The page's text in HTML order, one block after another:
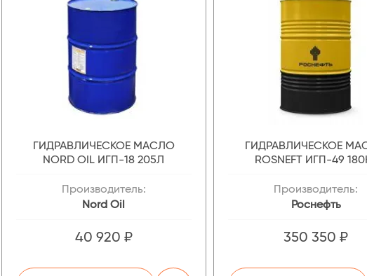
ГИДРАВЛИЧЕСКОЕ МАСЛО
NORD OIL ИГП-18 205Л
Производитель:
Nord Oil
40 920 ₽
ГИДРАВЛИЧЕСКОЕ
ROSNEFT ИГП-49
Производитель:
Роснефть
350 350 ₽